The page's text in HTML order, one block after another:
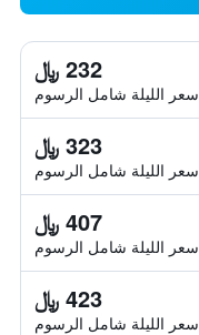
232 ﷼
سعر الليلة شامل الرسوم
323 ﷼
سعر الليلة شامل الرسوم
407 ﷼
سعر الليلة شامل الرسوم
423 ﷼
سعر الليلة شامل الرسوم